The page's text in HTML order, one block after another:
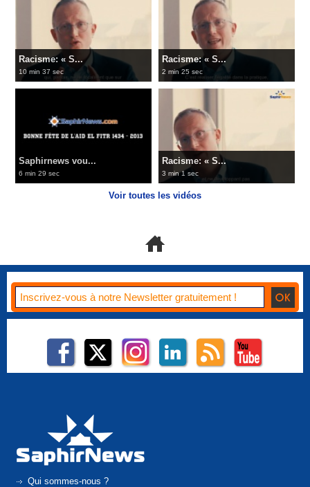
Racisme: « S...
10 min 37 sec
Racisme: « S...
2 min 25 sec
Saphirnews vou...
6 min 29 sec
Racisme: « S...
3 min 1 sec
Voir toutes les vidéos
Qui sommes-nous ?